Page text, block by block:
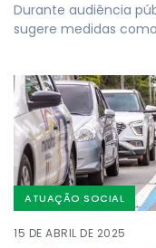
Durante audiência
sugere medidas
ATUAÇÃO SOCIAL
15 DE ABRIL DE 2025